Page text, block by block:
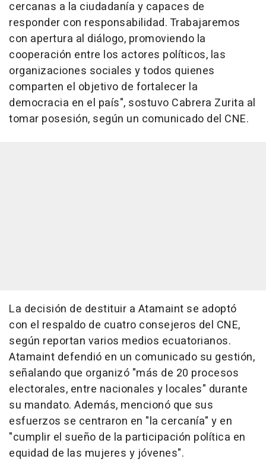
cercanas a la ciudadanía y capaces de
responder con responsabilidad. Trabajaremos
con apertura al diálogo, promoviendo la
cooperación entre los actores políticos, las
organizaciones sociales y todos quienes
comparten el objetivo de fortalecer la
democracia en el país", sostuvo Cabrera Zurita al
tomar posesión, según un comunicado del CNE.
La decisión de destituir a Atamaint se adoptó
con el respaldo de cuatro consejeros del CNE,
según reportan varios medios ecuatorianos.
Atamaint defendió en un comunicado su gestión,
señalando que organizó "más de 20 procesos
electorales, entre nacionales y locales" durante
su mandato. Además, mencionó que sus
esfuerzos se centraron en "la cercanía" y en
"cumplir el sueño de la participación política en
equidad de las mujeres y jóvenes".